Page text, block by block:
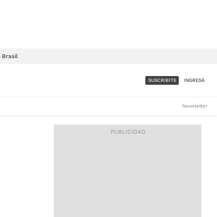
Brasil
ACCESO FULL - $1.800/MES
SUSCRIBITE INGRESÁ
Newsletter